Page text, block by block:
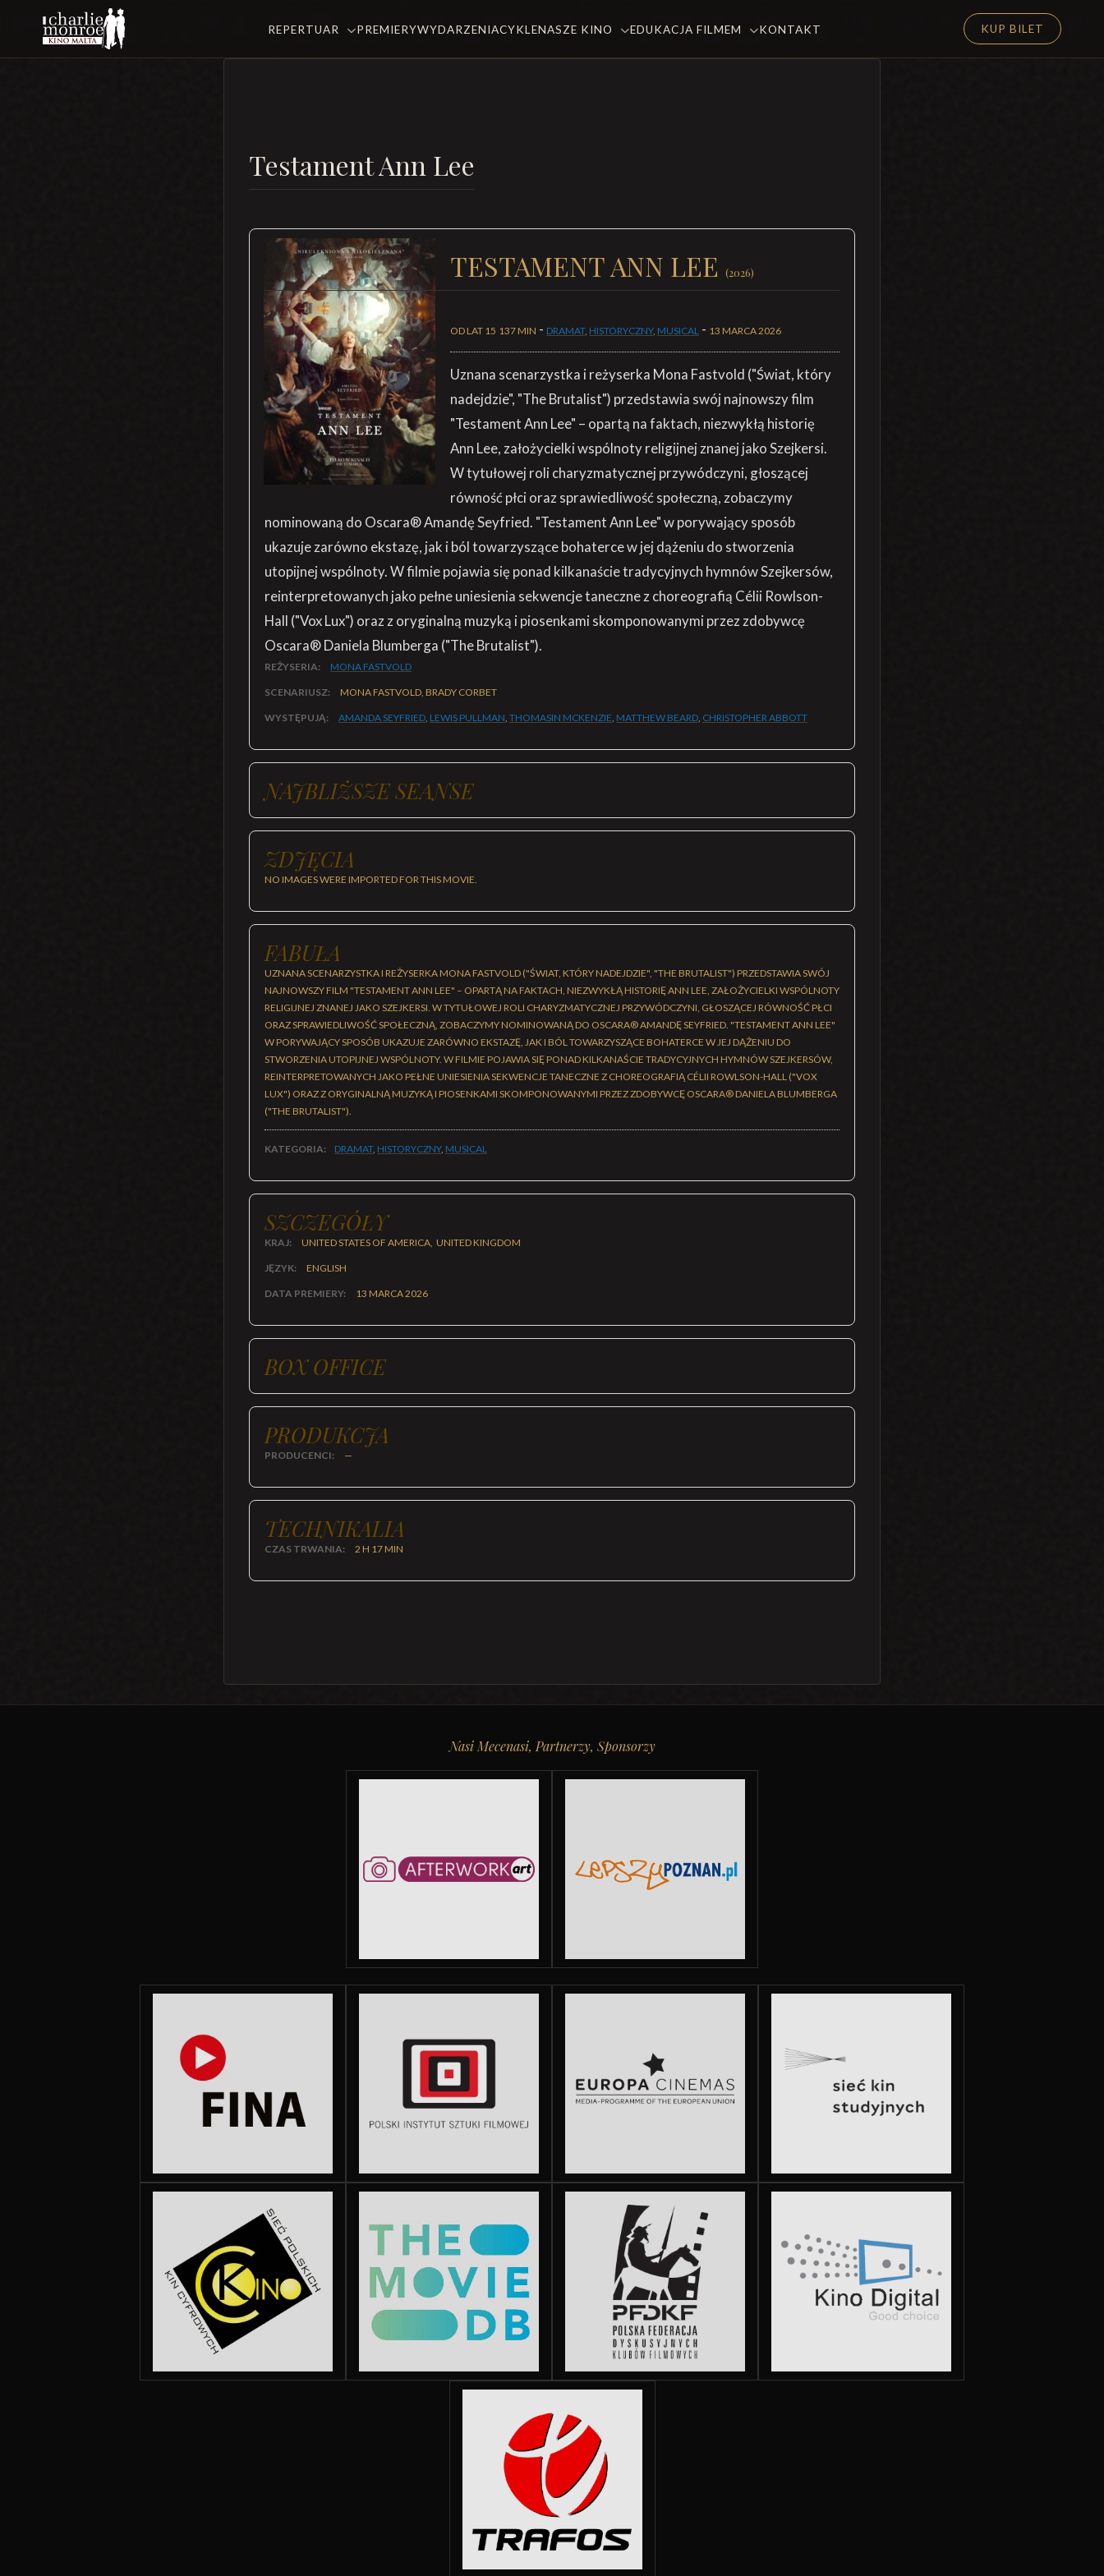
REPERTUAR PREMIERYWYDARZENIACYKLENASZE KINO EDUKACJA FILMEM KONTAKT KUP BILET
Testament Ann Lee
TESTAMENT ANN LEE (2026)
OD LAT 15 137 MIN - DRAMAT, HISTORYCZNY, MUSICAL - 13 MARCA 2026
Uznana scenarzystka i reżyserka Mona Fastvold ("Świat, który
nadejdzie", "The Brutalist") przedstawia swój najnowszy film
"Testament Ann Lee" – opartą na faktach, niezwykłą historię
Ann Lee, założycielki wspólnoty religijnej znanej jako Szejkersi.
W tytułowej roli charyzmatycznej przywódczyni, głoszącej
równość płci oraz sprawiedliwość społeczną, zobaczymy
nominowaną do Oscara® Amandę Seyfried. "Testament Ann Lee" w porywający sposób
ukazuje zarówno ekstazę, jak i ból towarzyszące bohaterce w jej dążeniu do stworzenia
utopijnej wspólnoty. W filmie pojawia się ponad kilkanaście tradycyjnych hymnów Szejkersów,
reinterpretowanych jako pełne uniesienia sekwencje taneczne z choreografią Célii Rowlson-
Hall ("Vox Lux") oraz z oryginalną muzyką i piosenkami skomponowanymi przez zdobywcę
Oscara® Daniela Blumberga ("The Brutalist").
REŻYSERIA: MONA FASTVOLD
SCENARIUSZ: MONA FASTVOLD, BRADY CORBET
WYSTĘPUJĄ: AMANDA SEYFRIED, LEWIS PULLMAN, THOMASIN MCKENZIE, MATTHEW BEARD, CHRISTOPHER ABBOTT
NAJBLIŻSZE SEANSE
ZDJĘCIA
NO IMAGES WERE IMPORTED FOR THIS MOVIE.
FABUŁA
UZNANA SCENARZYSTKA I REŻYSERKA MONA FASTVOLD ("ŚWIAT, KTÓRY NADEJDZIE", "THE BRUTALIST") PRZEDSTAWIA SWÓJ
NAJNOWSZY FILM "TESTAMENT ANN LEE" – OPARTĄ NA FAKTACH, NIEZWYKŁĄ HISTORIĘ ANN LEE, ZAŁOŻYCIELKI WSPÓLNOTY
RELIGIJNEJ ZNANEJ JAKO SZEJKERSI. W TYTUŁOWEJ ROLI CHARYZMATYCZNEJ PRZYWÓDCZYNI, GŁOSZĄCEJ RÓWNOŚĆ PŁCI
ORAZ SPRAWIEDLIWOŚĆ SPOŁECZNĄ, ZOBACZYMY NOMINOWANĄ DO OSCARA® AMANDĘ SEYFRIED. "TESTAMENT ANN LEE"
W PORYWAJĄCY SPOSÓB UKAZUJE ZARÓWNO EKSTAZĘ, JAK I BÓL TOWARZYSZĄCE BOHATERCE W JEJ DĄŻENIU DO
STWORZENIA UTOPIJNEJ WSPÓLNOTY. W FILMIE POJAWIA SIĘ PONAD KILKANAŚCIE TRADYCYJNYCH HYMNÓW SZEJKERSÓW,
REINTERPRETOWANYCH JAKO PEŁNE UNIESIENIA SEKWENCJE TANECZNE Z CHOREOGRAFIĄ CÉLII ROWLSON-HALL ("VOX
LUX") ORAZ Z ORYGINALNĄ MUZYKĄ I PIOSENKAMI SKOMPONOWANYMI PRZEZ ZDOBYWCĘ OSCARA® DANIELA BLUMBERGA
("THE BRUTALIST").
KATEGORIA: DRAMAT, HISTORYCZNY, MUSICAL
SZCZEGÓŁY
KRAJ: UNITED STATES OF AMERICA, UNITED KINGDOM
JĘZYK: ENGLISH
DATA PREMIERY: 13 MARCA 2026
BOX OFFICE
PRODUKCJA
PRODUCENCI: —
TECHNIKALIA
CZAS TRWANIA: 2 H 17 MIN
Nasi Mecenasi, Partnerzy, Sponsorzy